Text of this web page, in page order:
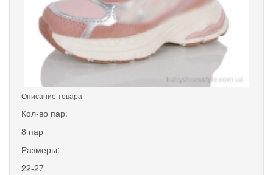
Описание товара
Кол-во пар:
8 пар
Размеры:
22-27